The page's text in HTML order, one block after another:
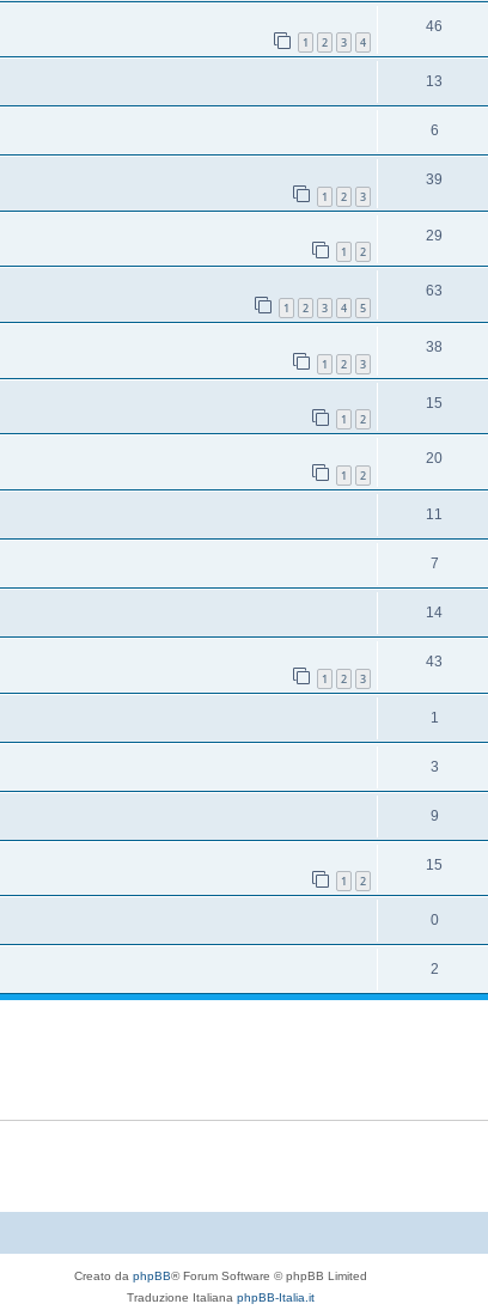
1 2 3 4
46
13
6
1 2 3
39
1 2
29
1 2 3 4 5
63
1 2 3
38
1 2
15
1 2
20
11
7
14
1 2 3
43
1
3
9
1 2
15
0
2
Creato da phpBB® Forum Software © phpBB Limited
Traduzione Italiana phpBB-Italia.it